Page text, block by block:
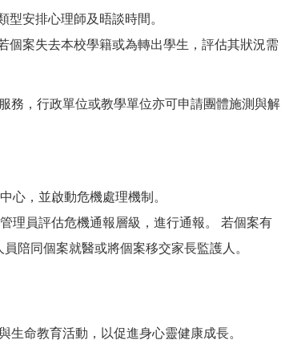
安排心理師及晤談時間。
個案失去本校學籍或為轉出學生，評估其狀況需
務，行政單位或教學單位亦可申請團體施測與解
心，並啟動危機處理機制。
理員評估危機通報層級，進行通報。 若個案有
陪同個案就醫或將個案移交家長監護人。
命教育活動，以促進身心靈健康成長。